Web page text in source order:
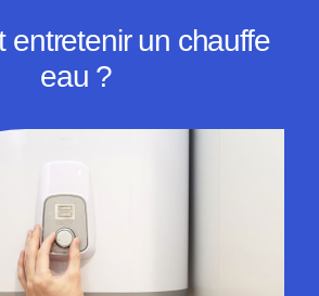
entretenir un chauffe
eau ?